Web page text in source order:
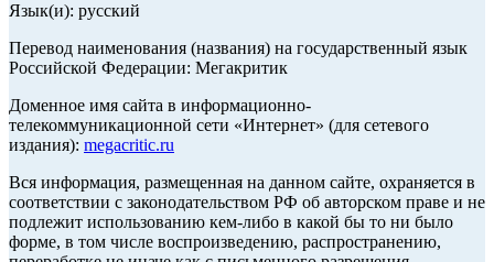
Язык(и): русский
Перевод наименования (названия) на государственный язык
Российской Федерации: Мегакритик
Доменное имя сайта в информационно-
телекоммуникационной сети «Интернет» (для сетевого
издания): megacritic.ru
Вся информация, размещенная на данном сайте, охраняется в
соответствии с законодательством РФ об авторском праве и не
подлежит использованию кем-либо в какой бы то ни было
форме, в том числе воспроизведению, распространению,